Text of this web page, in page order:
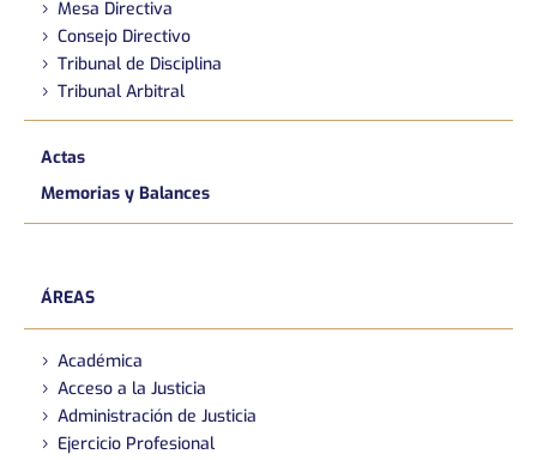
Mesa Directiva
Consejo Directivo
Tribunal de Disciplina
Tribunal Arbitral
Actas
Memorias y Balances
ÁREAS
Académica
Acceso a la Justicia
Administración de Justicia
Ejercicio Profesional